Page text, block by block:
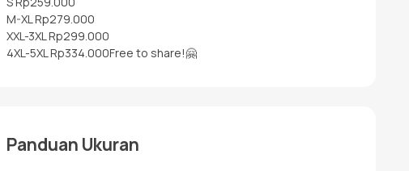
M-XL Rp279.000
XXL-3XL Rp299.000
4XL-5XL Rp334.000Free to share!🤗
Panduan Ukuran